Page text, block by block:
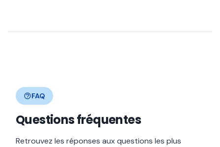
FAQ
Questions fréquentes
Retrouvez les réponses aux questions les plus